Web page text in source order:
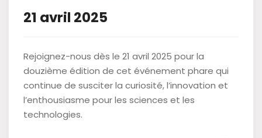
21 avril 2025
Rejoignez-nous dès le 21 avril 2025 pour la
douzième édition de cet événement phare qui
continue de susciter la curiosité, l’innovation et
l’enthousiasme pour les sciences et les
technologies.